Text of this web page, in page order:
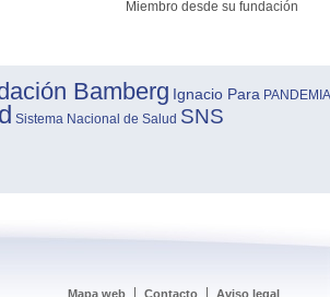
Miembro desde su fundación
Bamberg Ignacio Para PANDEMIA
Sistema Nacional de Salud SNS
Mapa web Contacto Aviso legal